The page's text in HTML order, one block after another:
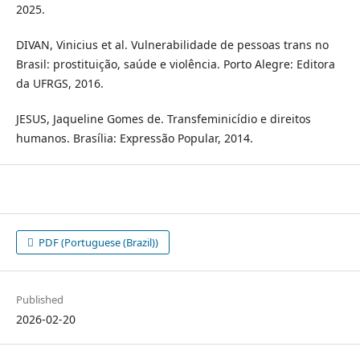
2025.
DIVAN, Vinicius et al. Vulnerabilidade de pessoas trans no
Brasil: prostituição, saúde e violência. Porto Alegre: Editora
da UFRGS, 2016.
JESUS, Jaqueline Gomes de. Transfeminicídio e direitos
humanos. Brasília: Expressão Popular, 2014.
PDF (Portuguese (Brazil))
Published
2026-02-20